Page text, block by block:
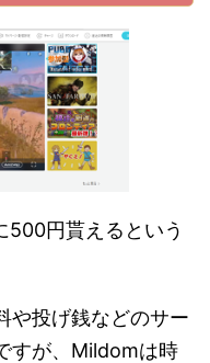
500円貰えるという
や投げ銭などのサー
すが、Mildomは時